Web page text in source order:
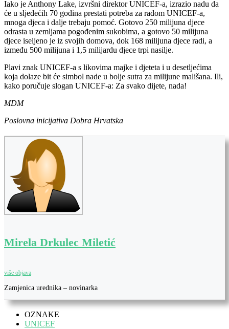
Iako je Anthony Lake, izvršni direktor UNICEF-a, izrazio nadu da
će u sljedećih 70 godina prestati potreba za radom UNICEF-a,
mnoga djeca i dalje trebaju pomoć. Gotovo 250 milijuna djece
odrasta u zemljama pogođenim sukobima, a gotovo 50 milijuna
djece iseljeno je iz svojih domova, dok 168 milijuna djece radi, a
između 500 milijuna i 1,5 milijardu djece trpi nasilje.
Plavi znak UNICEF-a s likovima majke i djeteta i u desetljećima
koja dolaze bit će simbol nade u bolje sutra za milijune mališana. Ili,
kako poručuje slogan UNICEF-a: Za svako dijete, nada!
MDM
Poslovna inicijativa Dobra Hrvatska
Mirela Drkulec Miletić
više objava
Zamjenica urednika – novinarka
OZNAKE
UNICEF